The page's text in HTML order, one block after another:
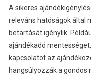
A sikeres
releváns hatóságok által
betartását igénylik.
ajándékadó
kapcsolatot az
hangsúlyozzák a gondos